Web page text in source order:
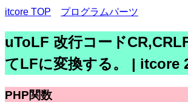
itcore TOP プログラムパーツ
uToLF 改行コード
てLFに変換する。 | itcore
PHP関数